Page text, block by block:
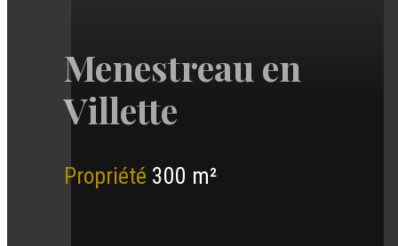
Menestreau en
Villette
Propriété 300 m²